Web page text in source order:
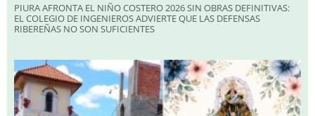
PIURA AFRONTA EL NIÑO COSTERO 2026 SIN OBRAS DEFINITIVAS:
EL COLEGIO DE INGENIEROS ADVIERTE QUE LAS DEFENSAS
RIBEREÑAS NO SON SUFICIENTES